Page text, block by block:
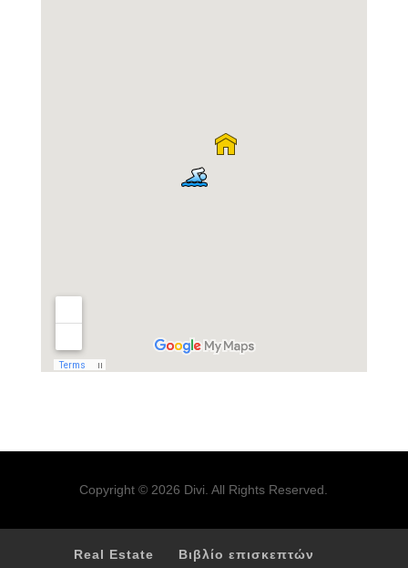
Copyright © 2026 Divi. All Rights Reserved.
Real Estate Βιβλίο επισκεπτών